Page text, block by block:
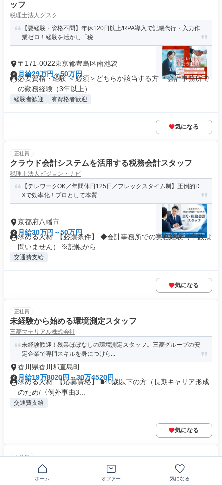
ッフ
税理士法人グスク
【要経験・資格不問】年休120日以上/RPA導入で記帳代行・入力作
業ゼロ！経験を活かし「税...
〒171-0022東京都豊島区南池袋
月給29万円～50万円
必要資格・経験 ＜必須＞どちらか該当する方 ＊会計事務所で
の勤務経験（3年以上） ...
経験者歓迎 有資格者歓迎
気になる
正社員
クラウド会計システムを活用する税務会計スタッフ
税理士法人ビジョン・ナビ
【テレワークOK／年間休日125日／フレックスタイム制】圧倒的D
Xで効率化！プロとして本質...
京都府八幡市
月給30万円～50万円
求める人材: 【必須条件】 ◆会計事務所での実務経験（年数は
問いません） ※記帳から...
交通費支給
気になる
正社員
未経験から始める環境測定スタッフ
三菱マテリアル株式会社
未経験歓迎！残業ほぼなしの環境測定スタッフ。三菱グループの安
定企業で専門スキルを身につけら...
香川県香川郡直島町
月給19万8020円～30万4520円
求める人材: 【応募資格】 ■40歳以下の方（長期キャリア形成
のため/〈例外事由3...
交通費支給
気になる
正社員
【経験者歓迎】3年で経営者の参謀役へ|AI活用の税理士
ホーム オファー 気になる